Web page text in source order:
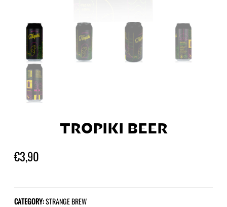
TROPIKI BEER
€3,90
CATEGORY:STRANGE BREW